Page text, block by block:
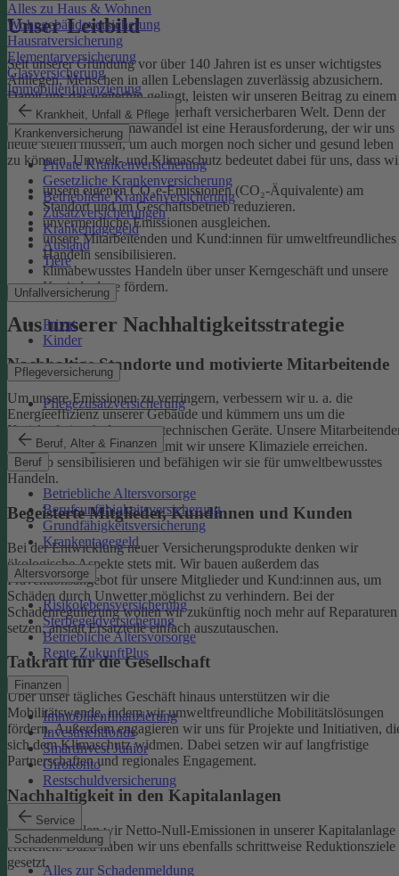
Alles zu Haus & Wohnen
Wohngebäudeversicherung
Hausratversicherung
Elementarversicherung
Glasversicherung
Immobilienfinanzierung
Krankheit, Unfall & Pflege
Krankenversicherung
Private Krankenversicherung
Gesetzliche Krankenversicherung
Betriebliche Krankenversicherung
Zusatzversicherungen
Krankentagegeld
Ausland
Tiere
Unfallversicherung
Privat
Kinder
Pflegeversicherung
Pflegezusatzversicherung
Beruf, Alter & Finanzen
Beruf
Betriebliche Altersvorsorge
Berufsunfähigkeitsversicherung
Grundfähigkeitsversicherung
Krankentagegeld
Altersvorsorge
Risikolebensversicherung
Sterbegeldversicherung
Betriebliche Altersvorsorge
Rente ZukunftPlus
Finanzen
Immobilienfinanzierung
Investmentfonds
SmartInvest Junior
Girokonto
Restschuldversicherung
Service
Schadenmeldung
Alles zur Schadenmeldung
Unser Leitbild
Seit unserer Gründung vor über 140 Jahren ist es unser wichtigstes
Anliegen, Menschen in allen Lebenslagen zuverlässig abzusichern.
Damit uns das weiterhin gelingt, leisten wir unseren Beitrag zu einem
gesunden Klima und einer dauerhaft versicherbaren Welt. Denn der
menschgemachte Klimawandel ist eine Herausforderung, der wir uns
heute stellen müssen, um auch morgen noch sicher und gesund leben
zu können.Umwelt- und Klimaschutz bedeutet dabei für uns, dass
unsere eigenen CO₂e-Emissionen (CO₂-Äquivalente) am
Standort und im Geschäftsbetrieb reduzieren.
unvermeidliche Emissionen ausgleichen.
unsere Mitarbeitenden und Kund:innen für umweltfreundliches
Handeln sensibilisieren.
klimabewusstes Handeln über unser Kerngeschäft und unsere
Kapitalanlage fördern.
Aus unserer Nachhaltigkeitsstrategie
Nachhaltige Standorte und motivierte Mitarbeitende
Um unsere Emissionen zu verringern, verbessern wir u. a. die
Energieeffizienz unserer Gebäude und kümmern uns um die
Kreislaufwirtschaft unserer technischen Geräte. Unsere
sind ein wichtiger Hebel, damit wir unsere Klimaziele erreichen.
Deshalb sensibilisieren und befähigen wir sie für umweltbewusstes
Handeln.
Begeisterte Mitglieder, Kundinnen und Kunden
Bei der Entwicklung neuer Versicherungsprodukte denken wir
ökologische Aspekte stets mit. Wir bauen außerdem das
Präventionsangebot für unsere Mitglieder und Kund:innen aus, um
Schäden durch Unwetter möglichst zu verhindern. Bei der
Schadenregulierung wollen wir zukünftig noch mehr auf Reparaturen
setzen, anstatt Ersatzteile einfach auszutauschen.
Tatkraft für die Gesellschaft
Über unser tägliches Geschäft hinaus unterstützen wir die
Mobilitätswende, indem wir umweltfreundliche Mobilitätslösungen
fördern. Außerdem engagieren wir uns für Projekte und Initiativen,
sich dem Klimaschutz widmen. Dabei setzen wir auf langfristige
Partnerschaften und regionales Engagement.
Nachhaltigkeit in den Kapitalanlagen
Bis 2050 wollen wir Netto-Null-Emissionen in unserer Kapitalanlage
erreichen. Dazu haben wir uns ebenfalls schrittweise Reduktionsziele
gesetzt.